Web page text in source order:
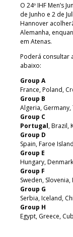
O 24º IHF Men’s
de Junho e 2 de
Hannover
Alemanha,
em Atenas.
Poderá consultar
abaixo:
Group A
France, Poland,
Group B
Algeria, Germany,
Group C
Portugal, Brazil,
Group D
Spain, Faroe
Group E
Hungary,
Group F
Sweden,
Group G
Serbia, Iceland,
Group H
Egypt, Greece,